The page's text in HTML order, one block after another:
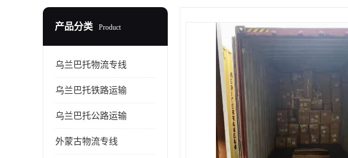
产品分类 Product
乌兰巴托物流专线
乌兰巴托铁路运输
乌兰巴托公路运输
外蒙古物流专线